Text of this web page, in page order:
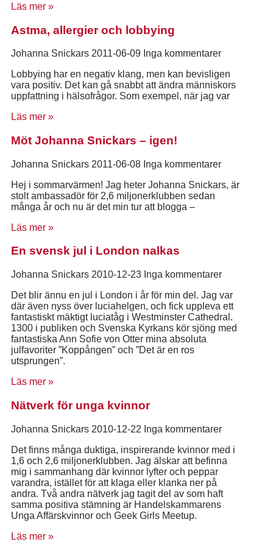
Läs mer »
Astma, allergier och lobbying
Johanna Snickars 2011-06-09 Inga kommentarer
Lobbying har en negativ klang, men kan bevisligen
vara positiv. Det kan gå snabbt att ändra människors
uppfattning i hälsofrågor. Som exempel, när jag var
Läs mer »
Möt Johanna Snickars – igen!
Johanna Snickars 2011-06-08 Inga kommentarer
Hej i sommarvärmen! Jag heter Johanna Snickars, är
stolt ambassadör för 2,6 miljonerklubben sedan
många år och nu är det min tur att blogga –
Läs mer »
En svensk jul i London nalkas
Johanna Snickars 2010-12-23 Inga kommentarer
Det blir ännu en jul i London i år för min del. Jag var
där även nyss över luciahelgen, och fick uppleva ett
fantastiskt mäktigt luciatåg i Westminster Cathedral.
1300 i publiken och Svenska Kyrkans kör sjöng med
fantastiska Ann Sofie von Otter mina absoluta
julfavoriter ”Koppången” och ”Det är en ros
utsprungen”.
Läs mer »
Nätverk för unga kvinnor
Johanna Snickars 2010-12-22 Inga kommentarer
Det finns många duktiga, inspirerande kvinnor med i
1,6 och 2,6 miljonerklubben. Jag älskar att befinna
mig i sammanhang där kvinnor lyfter och peppar
varandra, istället för att klaga eller klanka ner på
andra. Två andra nätverk jag tagit del av som haft
samma positiva stämning är Handelskammarens
Unga Affärskvinnor och Geek Girls Meetup.
Läs mer »